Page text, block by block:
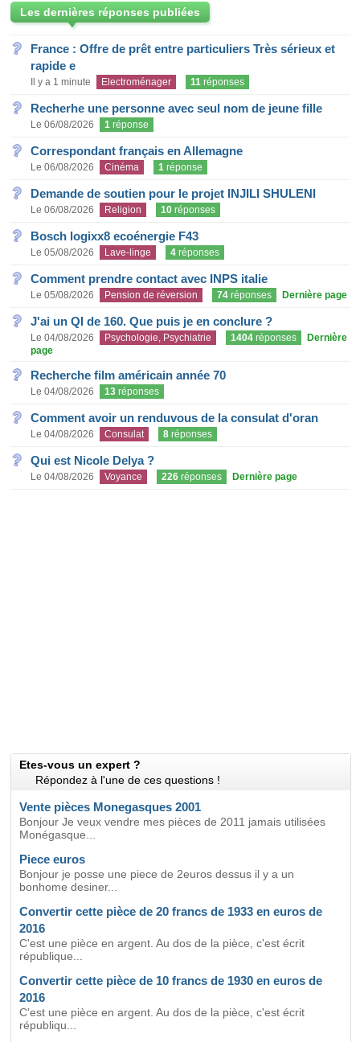
Les dernières réponses publiées
France : Offre de prêt entre particuliers Très sérieux et
rapide e
Il y a 1 minute Electroménager 11 réponses
Recherhe une personne avec seul nom de jeune fille
Le 06/08/2026 1 réponse
Correspondant français en Allemagne
Le 06/08/2026 Cinéma 1 réponse
Demande de soutien pour le projet INJILI SHULENI
Le 06/08/2026 Religion 10 réponses
Bosch logixx8 ecoénergie F43
Le 05/08/2026 Lave-linge 4 réponses
Comment prendre contact avec INPS italie
Le 05/08/2026 Pension de réversion 74 réponses Dernière page
J'ai un QI de 160. Que puis je en conclure ?
Le 04/08/2026 Psychologie, Psychiatrie 1404 réponses
Dernière
page
Recherche film américain année 70
Le 04/08/2026 13 réponses
Comment avoir un renduvous de la consulat d'oran
Le 04/08/2026 Consulat 8 réponses
Qui est Nicole Delya ?
Le 04/08/2026 Voyance 226 réponses Dernière page
Etes-vous un expert ?
Répondez à l'une de ces questions !
Vente pièces Monegasques 2001
Bonjour Je veux vendre mes pièces de 2011 jamais utilisées
Monégasque...
Piece euros
Bonjour je posse une piece de 2euros dessus il y a un
bonhome desiner...
Convertir cette pièce de 20 francs de 1933 en euros de
2016
C'est une pièce en argent. Au dos de la pièce, c'est écrit
république...
Convertir cette pièce de 10 francs de 1930 en euros de
2016
C'est une pièce en argent. Au dos de la pièce, c'est écrit
républiqu...